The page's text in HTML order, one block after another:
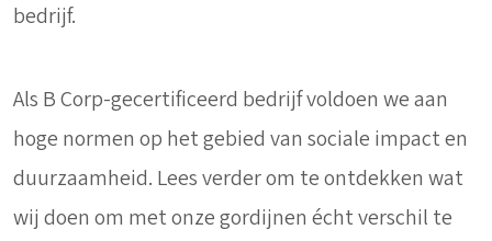
bedrijf.
Als B Corp-gecertificeerd bedrijf voldoen we aan
hoge normen op het gebied van sociale impact en
duurzaamheid. Lees verder om te ontdekken wat
wij doen om met onze gordijnen écht verschil te